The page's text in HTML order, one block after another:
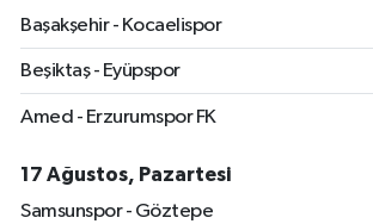
Başakşehir - Kocaelispor
Beşiktaş - Eyüpspor
Amed - Erzurumspor FK
17 Ağustos, Pazartesi
Samsunspor - Göztepe